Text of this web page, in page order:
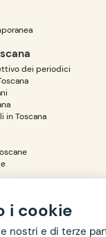
dei periodici
in Toscana
i cookie
nostri e di terze